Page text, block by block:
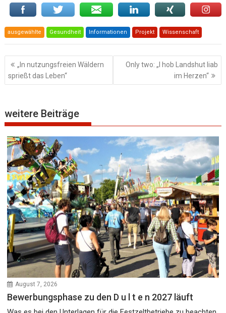
ausgewählte Gesundheit Informationen Projekt Wissenschaft
Beitragsnavigation
„In nutzungsfreien Wäldern
sprießt das Leben“
Only two: „I hob Landshut liab
im Herzen“
weitere Beiträge
August 7, 2026
Bewerbungsphase zu den D u l t e n 2027 läuft